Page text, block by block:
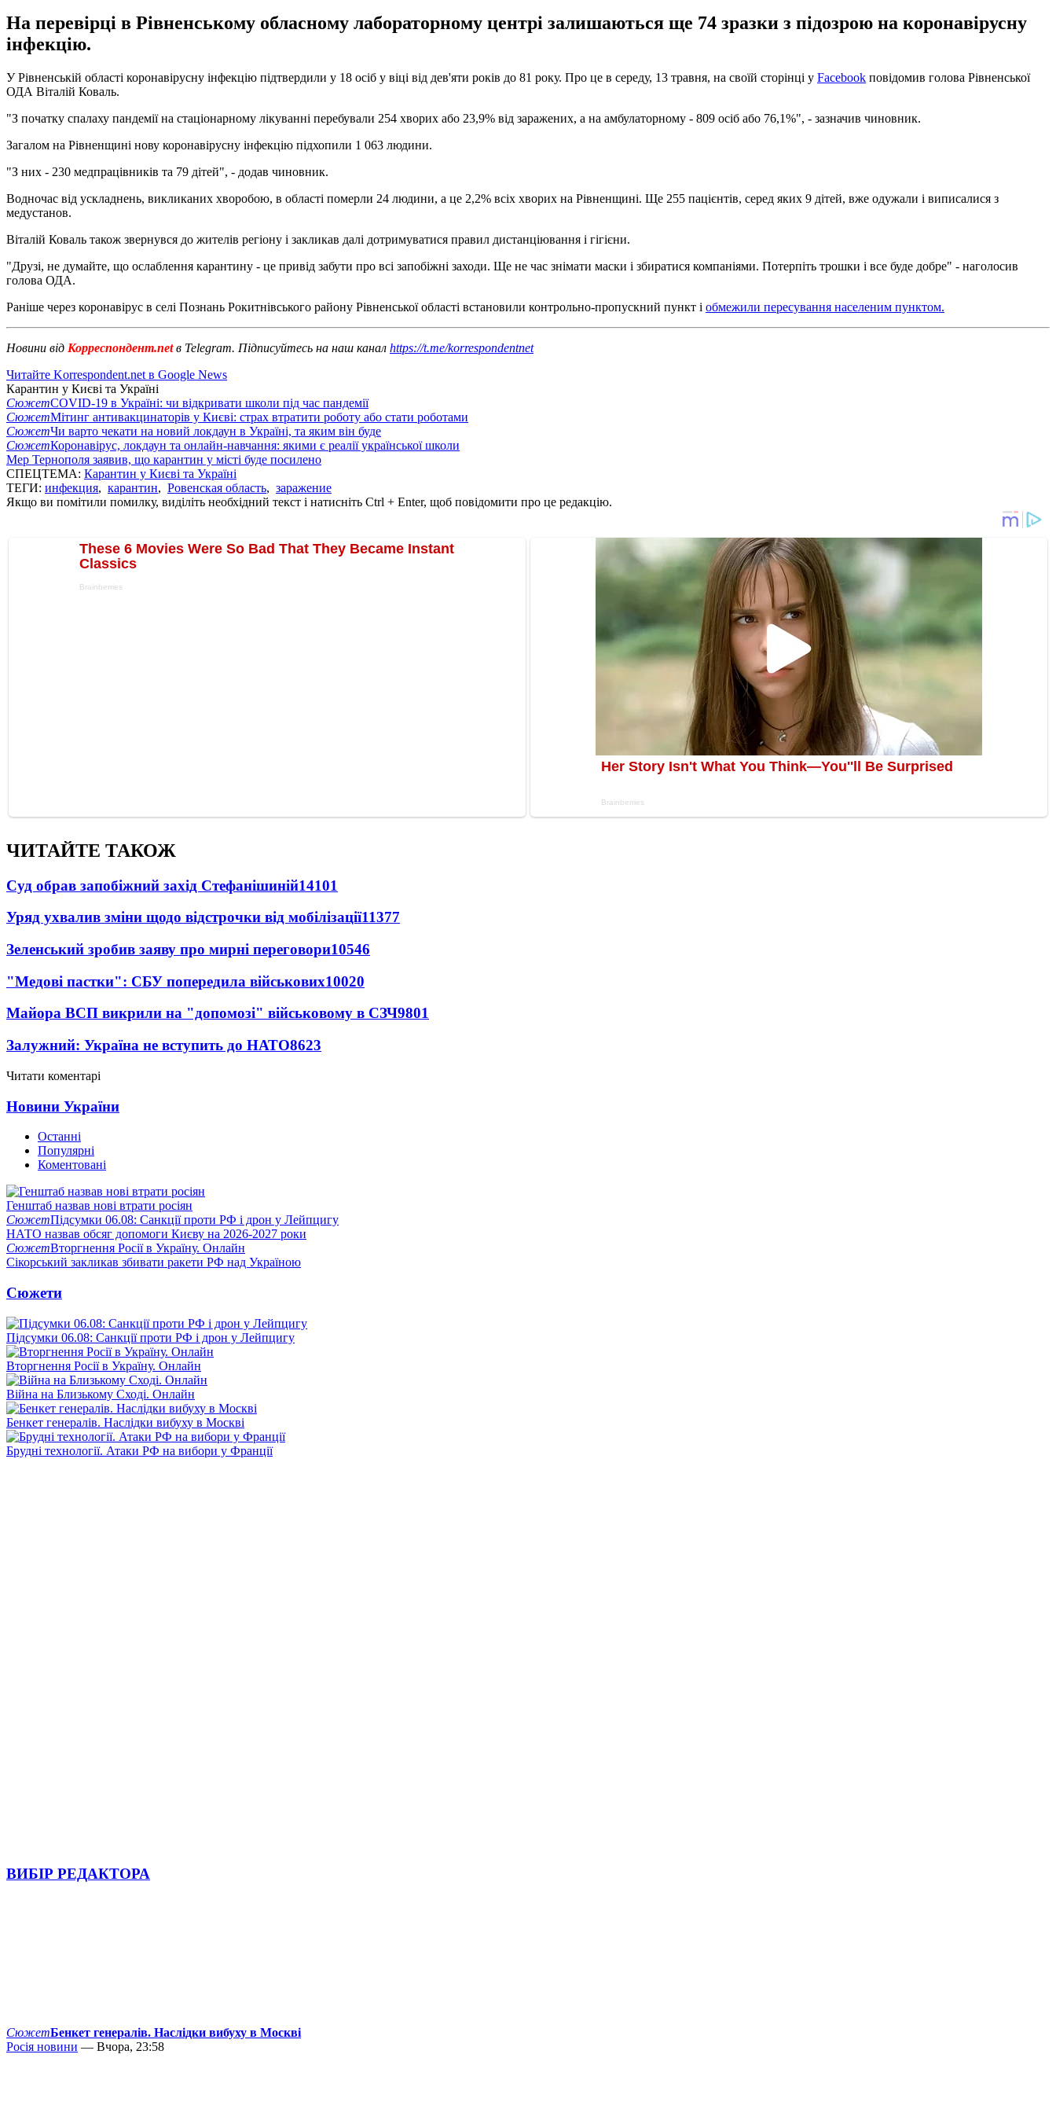
На перевірці в Рівненському обласному лабораторному центрі залишаються ще 74 зразки з підозрою на коронавірусну
інфекцію.
У Рівненській області коронавірусну інфекцію підтвердили у 18 осіб у віці від дев'яти років до 81 року. Про це в середу, 13 травня, на своїй сторінці у Facebook повідомив голова Рівненської
ОДА Віталій Коваль.
"З початку спалаху пандемії на стаціонарному лікуванні перебували 254 хворих або 23,9% від заражених, а на амбулаторному - 809 осіб або 76,1%", - зазначив чиновник.
Загалом на Рівненщині нову коронавірусну інфекцію підхопили 1 063 людини.
"З них - 230 медпрацівників та 79 дітей", - додав чиновник.
Водночас від ускладнень, викликаних хворобою, в області померли 24 людини, а це 2,2% всіх хворих на Рівненщині. Ще 255 пацієнтів, серед яких 9 дітей, вже одужали і виписалися з
медустанов.
Віталій Коваль також звернувся до жителів регіону і закликав далі дотримуватися правил дистанціювання і гігієни.
"Друзі, не думайте, що ослаблення карантину - це привід забути про всі запобіжні заходи. Ще не час знімати маски і збиратися компаніями. Потерпіть трошки і все буде добре" - наголосив
голова ОДА.
Раніше через коронавірус в селі Познань Рокитнівського району Рівненської області встановили контрольно-пропускний пункт і обмежили пересування населеним пунктом.
Новини від Корреспондент.netв Telegram. Підписуйтесь на наш канал https://t.me/korrespondentnet
Читайте Korrespondent.net в Google News
Карантин у Києві та Україні
СюжетCOVID-19 в Україні: чи відкривати школи під час пандемії
СюжетМітинг антивакцинаторів у Києві: страх втратити роботу або стати роботами
СюжетЧи варто чекати на новий локдаун в Україні, та яким він буде
СюжетКоронавірус, локдаун та онлайн-навчання: якими є реалії української школи
Мер Тернополя заявив, що карантин у місті буде посилено
СПЕЦТЕМА: Карантин у Києві та Україні
ТЕГИ: инфекция, карантин, Ровенская область, заражение
Якщо ви помітили помилку, виділіть необхідний текст і натисніть Ctrl + Enter, щоб повідомити про це редакцію.
ЧИТАЙТЕ ТАКОЖ
Суд обрав запобіжний захід Стефанішиній14101
Уряд ухвалив зміни щодо відстрочки від мобілізації11377
Зеленський зробив заяву про мирні переговори10546
"Медові пастки": СБУ попередила військових10020
Майора ВСП викрили на "допомозі" військовому в СЗЧ9801
Залужний: Україна не вступить до НАТО8623
Читати коментарі
Новини України
Останні
Популярні
Коментовані
Генштаб назвав нові втрати росіян
СюжетПідсумки 06.08: Санкції проти РФ і дрон у Лейпцигу
НАТО назвав обсяг допомоги Києву на 2026-2027 роки
СюжетВторгнення Росії в Україну. Онлайн
Сікорський закликав збивати ракети РФ над Україною
Сюжети
Підсумки 06.08: Санкції проти РФ і дрон у Лейпцигу
Вторгнення Росії в Україну. Онлайн
Війна на Близькому Сході. Онлайн
Бенкет генералів. Наслідки вибуху в Москві
Брудні технології. Атаки РФ на вибори у Франції
ВИБІР РЕДАКТОРА
СюжетБенкет генералів. Наслідки вибуху в Москві
Росія новини — Вчора, 23:58